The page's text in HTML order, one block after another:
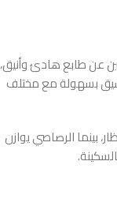
عن طابع هادئ وأنيق،
بسهولة مع مختلف
بينما الرصاصي يوازن